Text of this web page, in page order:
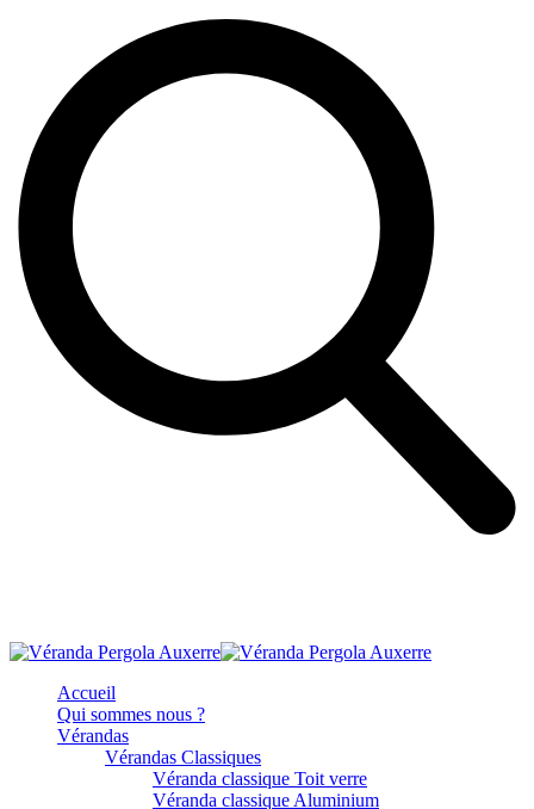
Accueil
Qui sommes nous ?
Vérandas
Vérandas Classiques
Véranda classique Toit verre
Véranda classique Aluminium